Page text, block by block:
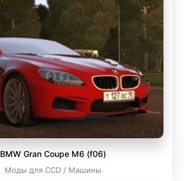
BMW Gran Coupe M6 (f06)
Моды для CCD / Машины